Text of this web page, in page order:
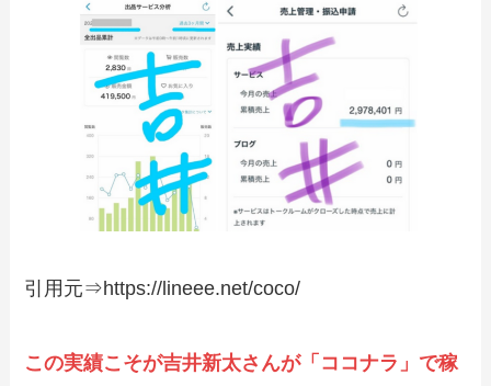
引用元⇒https://lineee.net/coco/
この実績こそが吉井新太さんが「ココナラ」で稼